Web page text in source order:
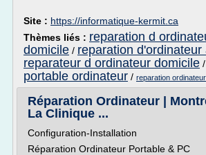
Site : https://informatique-kermit.ca
Thèmes liés : reparation d
domicile / reparation d'ordinateur
reparateur d ordinateur domicile /
portable ordinateur / reparation
Réparation Ordinateur |
La Clinique ...
Configuration-Installation
Réparation Ordinateur Portable & PC